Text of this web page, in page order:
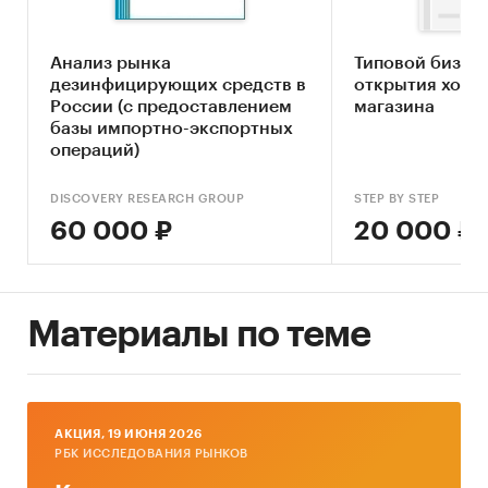
привлекательности рынка освежителей
воздуха
Составление прогноза развития рынка до
2030 г.
Обзор российского рынка освежителей
Конкурентный анализ на рынке
освежителей воздуха
Анализ производства освежителей воздуха
Ценовой анализ
Оценка факторов инвестиционной
Анализ рынка
дезинфицирующих средств в
России (с предоставлением
базы импортно-экспортных
операций)
DISCOVERY RESEARCH GROUP
60 000 ₽
Типовой
открытия
магазина
STEP BY STEP
20 000 ₽
Материалы по теме
AКЦИЯ, 19 ИЮНЯ 2026
РБК ИССЛЕДОВАНИЯ РЫНКОВ